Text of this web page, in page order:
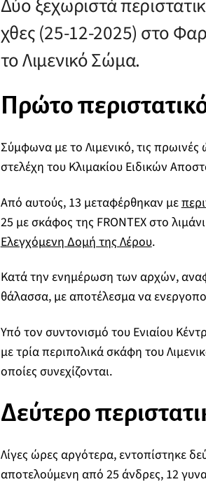
Δύο ξεχωριστά
χθες (25-12-2025) στο
το Λιμενικό Σώμα.
Πρώτο
Σύμφωνα με το Λιμενικό, τις
στελέχη του Κλιμακίου Ειδικών
Από αυτούς, 13 μεταφέρθηκαν με
25 με σκάφος της FRONTEX στο
Ελεγχόμενη Δομή της Λέρου.
Κατά την ενημέρωση των αρχών,
θάλασσα, με αποτέλεσμα να
Υπό τον συντονισμό του Ενιαίου
με τρία περιπολικά σκάφη του
οποίες συνεχίζονται.
Δεύτερο
Λίγες ώρες αργότερα, εντοπίστηκε
αποτελούμενη από 25 άνδρες, 12